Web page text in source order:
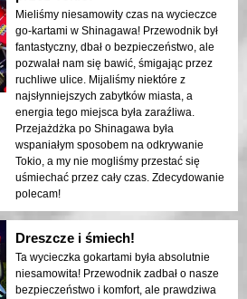
Mieliśmy niesamowity czas na wycieczce
go-kartami w Shinagawa! Przewodnik był
fantastyczny, dbał o bezpieczeństwo, ale
pozwalał nam się bawić, śmigając przez
ruchliwe ulice. Mijaliśmy niektóre z
najsłynniejszych zabytków miasta, a
energia tego miejsca była zaraźliwa.
Przejażdżka po Shinagawa była
wspaniałym sposobem na odkrywanie
Tokio, a my nie mogliśmy przestać się
uśmiechać przez cały czas. Zdecydowanie
polecam!
Dreszcze i śmiech!
Ta wycieczka gokartami była absolutnie
niesamowita! Przewodnik zadbał o nasze
bezpieczeństwo i komfort, ale prawdziwa